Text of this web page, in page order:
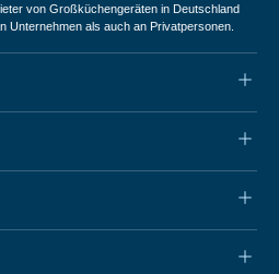
von Großküchengeräten in Deutschland
Unternehmen als auch an Privatpersonen.